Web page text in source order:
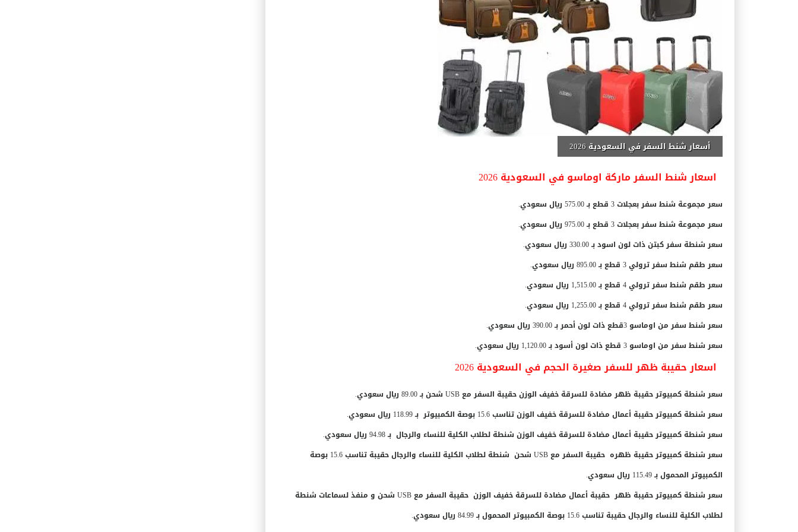
أسعار شنط السفر في السعودية 2026
اسعار شنط السفر ماركة اوماسو في السعودية 2026
سعر مجموعة شنط سفر بعجلات 3 قطع بـ 575.00 ريال سعودي.
سعر مجموعة شنط سفر بعجلات 3 قطع بـ 975.00 ريال سعودي.
سعر شنطة سفر كبتن ذات لون اسود بـ 330.00 ريال سعودي.
سعر طقم شنط سفر ترولي 3 قطع بـ 895.00 ريال سعودي.
سعر طقم شنط سفر ترولي 4 قطع بـ 1,515.00 ريال سعودي.
سعر طقم شنط سفر ترولي 4 قطع بـ 1,255.00 ريال سعودي.
سعر شنط سفر من اوماسو 3قطع ذات لون أحمر بـ 390.00 ريال سعودي.
سعر شنط سفر من اوماسو 3 قطع ذات لون أسود بـ 1,120.00 ريال سعودي.
اسعار حقيبة ظهر للسفر صغيرة الحجم في السعودية 2026
سعر شنطة كمبيوتر حقيبة ظهر مضادة للسرقة خفيف الوزن حقيبة السفر مع USB شحن
بـ 89.00 ريال سعودي.
سعر شنطة كمبيوترحقيبة أعمال مضادة للسرقة خفيف الوزن تناسب 15.6 بوصة الكمبيوتر بـ 118.99 ريال سعودي.
سعر شنطة كمبيوترحقيبة أعمال مضادة للسرقة خفيف الوزن شنطة لطلاب الكلية للنساء والرجال بـ 94.98 ريال سعودي.
سعر شنطة كمبيوتر
حقيبة ظهره حقيبة السفر مع USB شحن شنطة لطلاب الكلية للنساء والرجال حقيبة تناسب 15.6 بوصة
الكمبيوتر المحمول بـ 115.49 ريال سعودي.
سعر شنطة كمبيوتر حقيبة ظهر
حقيبة أعمال مضادة للسرقة خفيف الوزن حقيبة السفر مع USB شحن و منفذ لسماعات شنطة
لطلاب الكلية للنساء والرجال حقيبة تناسب 15.6 بوصة الكمبيوتر المحمول بـ 84.99 ريال سعودي.